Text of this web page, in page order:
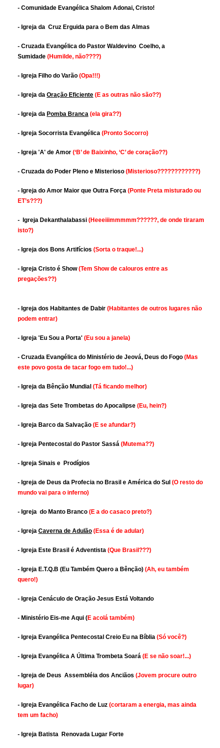
- Comunidade Evangélica Shalom Adonai, Cristo!
- Igreja da Cruz Erguida para o Bem das Almas
- Cruzada Evangélica do Pastor Waldevino Coelho, a
Sumidade (Humilde, não????)
- Igreja Filho do Varão (Opa!!!)
- Igreja da Oração Eficiente (E as outras não são??)
- Igreja da Pomba Branca (ela gira??)
- Igreja Socorrista Evangélica (Pronto Socorro)
- Igreja 'A' de Amor (‘B’ de Baixinho, ‘C’ de coração??)
- Cruzada do Poder Pleno e Misterioso (Misterioso????????????)
- Igreja do Amor Maior que Outra Força (Ponte Preta misturado ou
ET’s???)
- Igreja Dekanthalabassi (Heeeiiimmmmm??????, de onde tiraram
isto?)
- Igreja dos Bons Artifícios (Sorta o traque!...)
- Igreja Cristo é Show (Tem Show de calouros entre as
pregações??)
- Igreja dos Habitantes de Dabir (Habitantes de outros lugares não
podem entrar)
- Igreja 'Eu Sou a Porta' (Eu sou a janela)
- Cruzada Evangélica do Ministério de Jeová, Deus do Fogo (Mas
este povo gosta de tacar fogo em tudo!...)
- Igreja da Bênção Mundial (Tá ficando melhor)
- Igreja das Sete Trombetas do Apocalipse (Eu, hein?)
- Igreja Barco da Salvação (E se afundar?)
- Igreja Pentecostal do Pastor Sassá (Mutema??)
- Igreja Sinais e Prodígios
- Igreja de Deus da Profecia no Brasil e América do Sul (O resto do
mundo vai para o inferno)
- Igreja do Manto Branco (E a do casaco preto?)
- Igreja Caverna de Adulão (Essa é de adular)
- Igreja Este Brasil é Adventista (Que Brasil???)
- Igreja E.T.Q.B (Eu Também Quero a Bênção) (Ah, eu também
quero!)
- Igreja Cenáculo de Oração Jesus Está Voltando
- Ministério Eis-me Aqui (E acolá também)
- Igreja Evangélica Pentecostal Creio Eu na Bíblia (Só você?)
- Igreja Evangélica A Última Trombeta Soará (E se não soar!...)
- Igreja de Deus Assembléia dos Anciãos (Jovem procure outro
lugar)
- Igreja Evangélica Facho de Luz (cortaram a energia, mas ainda
tem um facho)
- Igreja Batista Renovada Lugar Forte